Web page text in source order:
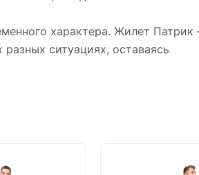
характера. Жилет
ситуациях, оставаясь